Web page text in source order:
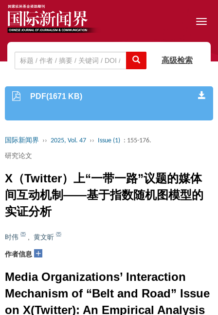
高级检索
PDF(1671 KB)
国际新闻界 ›› 2025, Vol. 47 ›› Issue (1) : 155-176.
研究论文
X（Twitter）上“一带一路”议题的媒体
间互动机制——基于指数随机图模型的
实证分析
时伟 黄文昕
作者信息 +
Media Organizations’ Interaction
Mechanism of “Belt and Road” Issue
on X(Twitter): An Empirical Analysis